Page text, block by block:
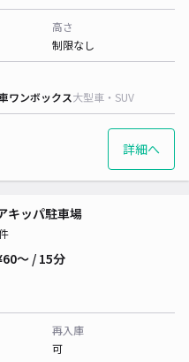
高さ
制限なし
ワンボックス大型車・SUV
詳細へ
キッパ駐車場
〜 / 15分
再入庫
可